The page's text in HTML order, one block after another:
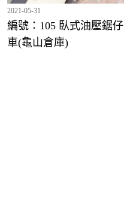
2021-05-31
編號：105 臥式油壓鋸仔
車(龜山倉庫)